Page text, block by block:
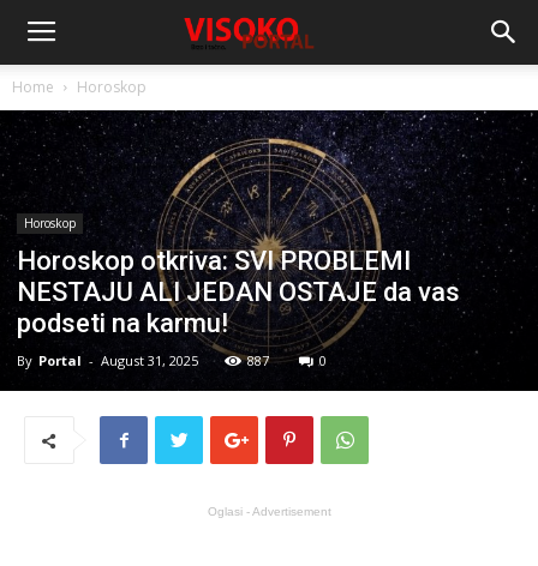
Home Horoskop
Horoskop
Horoskop otkriva: SVI PROBLEMI
NESTAJU ALI JEDAN OSTAJE da vas
podseti na karmu!
By Portal - August 31, 2025 887 0
Oglasi - Advertisement